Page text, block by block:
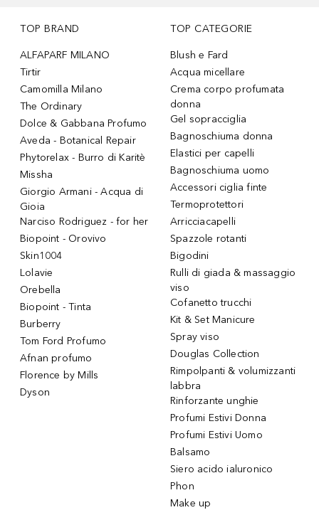
TOP BRAND
ALFAPARF MILANO
Tirtir
Camomilla Milano
The Ordinary
Dolce & Gabbana Profumo
Aveda - Botanical Repair
Phytorelax - Burro di Karitè
Missha
Giorgio Armani - Acqua di
Gioia
Narciso Rodriguez - for her
Biopoint - Orovivo
Skin1004
Lolavie
Orebella
Biopoint - Tinta
Burberry
Tom Ford Profumo
Afnan profumo
Florence by Mills
Dyson
TOP CATEGORIE
Blush e Fard
Acqua micellare
Crema corpo profumata
donna
Gel sopracciglia
Bagnoschiuma donna
Elastici per capelli
Bagnoschiuma uomo
Accessori ciglia finte
Termoprotettori
Arricciacapelli
Spazzole rotanti
Bigodini
Rulli di giada & massaggio
viso
Cofanetto trucchi
Kit & Set Manicure
Spray viso
Douglas Collection
Rimpolpanti & volumizzanti
labbra
Rinforzante unghie
Profumi Estivi Donna
Profumi Estivi Uomo
Balsamo
Siero acido ialuronico
Phon
Make up